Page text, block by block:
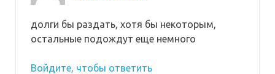
долги бы раздать, хотя бы некоторым,
остальные подождут еще немного
Войдите, чтобы ответить